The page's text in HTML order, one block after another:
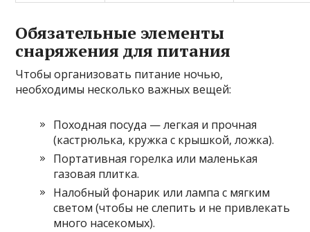
Обязательные элементы
снаряжения для питания
Чтобы организовать питание ночью,
необходимы несколько важных вещей:
Походная посуда — легкая и прочная
(кастрюлька, кружка с крышкой, ложка).
Портативная горелка или маленькая
газовая плитка.
Налобный фонарик или лампа с мягким
светом (чтобы не слепить и не привлекать
много насекомых).